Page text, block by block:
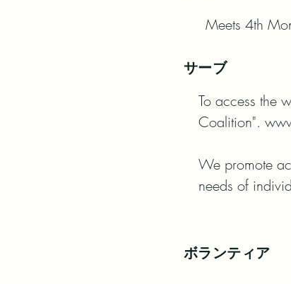
Meets 4th
サーブ
To access the
Coalition".
We promote
needs of
ボランティア